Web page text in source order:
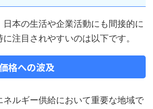
日本の生活や企業活動にも間接的に
注目されやすいのは以下です。
格への波及
ネルギー供給において重要な地域で